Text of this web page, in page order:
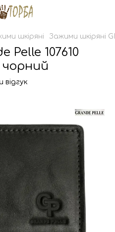
шкіряні Зажими шкіряні
Pelle 107610
чорний